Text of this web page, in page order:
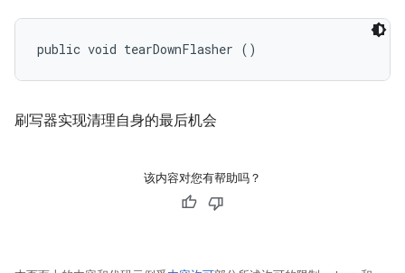
public void tearDownFlasher ()
刷写器实现清理自身的最后机会
该内容对您有帮助吗？